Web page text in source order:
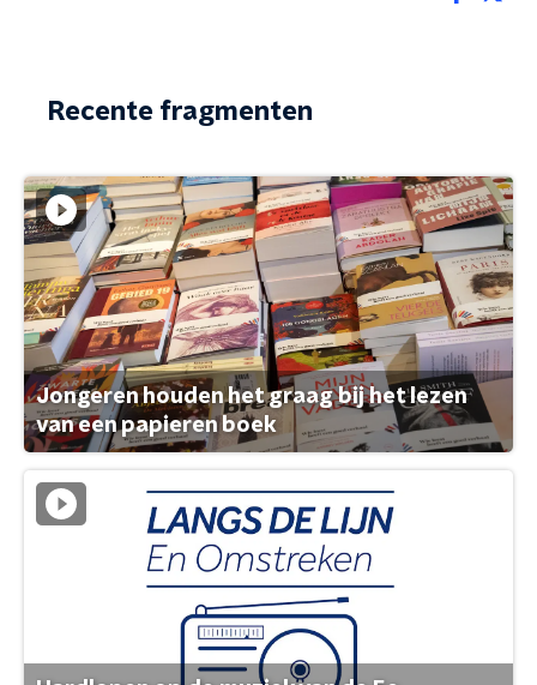
Recente fragmenten
Jongeren houden het graag bij het lezen
van een papieren boek